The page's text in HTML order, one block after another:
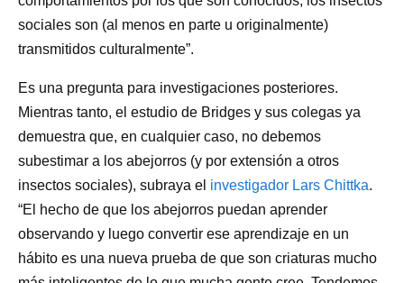
sociales son (al menos en parte u originalmente)
transmitidos culturalmente”.
Es una pregunta para investigaciones posteriores.
Mientras tanto, el estudio de Bridges y sus colegas ya
demuestra que, en cualquier caso, no debemos
subestimar a los abejorros (y por extensión a otros
insectos sociales), subraya el investigador Lars Chittka.
“El hecho de que los abejorros puedan aprender
observando y luego convertir ese aprendizaje en un
hábito es una nueva prueba de que son criaturas mucho